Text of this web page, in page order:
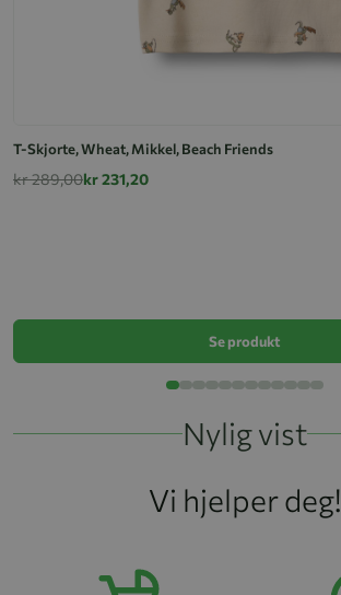
T-Skjorte, Wheat, Mikkel, Beach Friends
kr 289,00kr 231,20
Se produkt
Nylig vist
Vi hjelper deg!